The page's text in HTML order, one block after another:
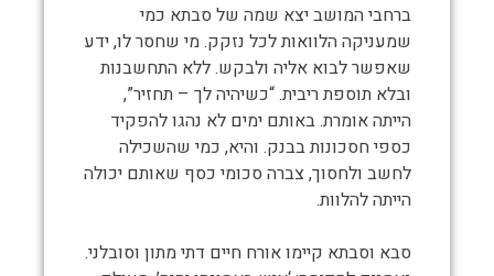
ברחבי המושב יצא שמה של סבתא כמי
שמעניקה הלוואות לכל נזקק. מי שחסר לו, ידע
שאפשר לבוא אליה ולבקש. ללא התחשבנות
ובלא תוספת ריבית. “כשיהיה לך – תחזיר”,
הייתה אומרת. באותם ימים לא נהגו להפקיד
כספי חסכונות בבנק. והיא, כמי שהשכילה
לחשב ולחסוך, צברה סכומי כסף שאותם יכולה
הייתה להלוות.
סבא וסבתא קיימו אורח חיים דתי מתון וסובלני.